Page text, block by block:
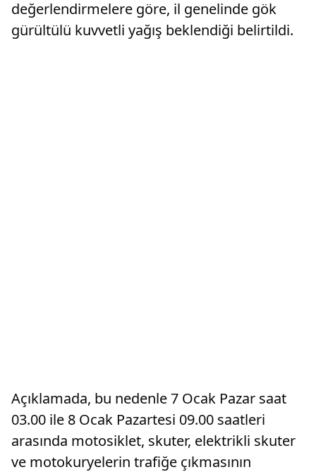
değerlendirmelere göre, il genelinde gök
gürültülü kuvvetli yağış beklendiği belirtildi.
Açıklamada, bu nedenle 7 Ocak Pazar saat
03.00 ile 8 Ocak Pazartesi 09.00 saatleri
arasında motosiklet, skuter, elektrikli skuter
ve motokuryelerin trafiğe çıkmasının